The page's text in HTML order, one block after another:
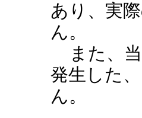
あり、実
ん。
また、当
発生した
ん。